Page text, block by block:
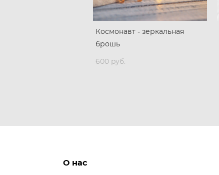
Космонавт - зеркальная
брошь
600 pуб.
О нас